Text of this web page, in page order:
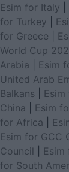
Esim for Italy
for Turkey
for Greece
World Cup
Arabia
Esim
United Arab
Balkans
China
Esim
for Africa
Esim for GCC
Council
for South